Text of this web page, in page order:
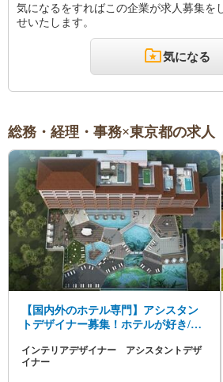
気になるをすればこの企業が求人募集を
せいたします。
気になる
総務・経理・事務×東京都の求人
【国内外のホテル専門】アシスタン
トデザイナー募集！ホテルが好き/イ
インテリアデザイナー アシスタントデザ
イナー